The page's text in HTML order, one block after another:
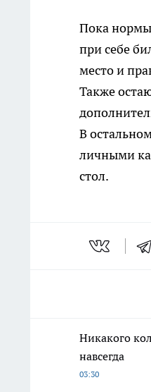
Пока нормы
при себе
место и
Также
В
личными
стол.
Никакого
навсегда
03:30